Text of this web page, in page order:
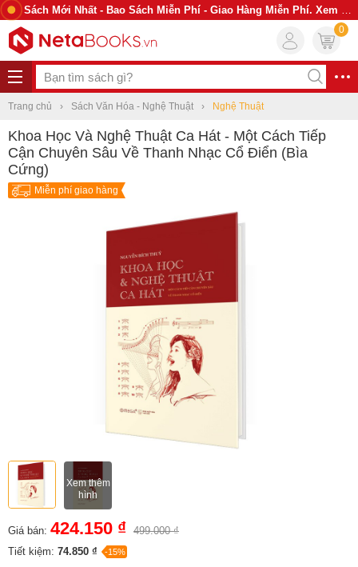
Sách Mới Nhất - Bao Sách Miễn Phí - Giao Hàng Miễn Phí. Xem Ngay
0
Trang chủ Sách Văn Hóa - Nghệ Thuật Nghệ Thuật
Khoa Học Và Nghệ Thuật Ca Hát - Một Cách Tiếp
Cận Chuyên Sâu Về Thanh Nhạc Cổ Điển (Bìa
Cứng)
Miễn phí giao hàng
Xem thêm
hình
Giá bán: 424.150 ₫ 499.000 ₫
Tiết kiệm: 74.850 ₫ -15%